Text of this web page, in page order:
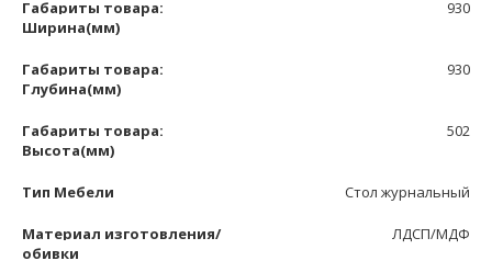
Габариты товара:
Ширина(мм)
930
Габариты товара:
Глубина(мм)
930
Габариты товара:
Высота(мм)
502
Тип Мебели Стол журнальный
Материал изготовления/
обивки
ЛДСП/МДФ